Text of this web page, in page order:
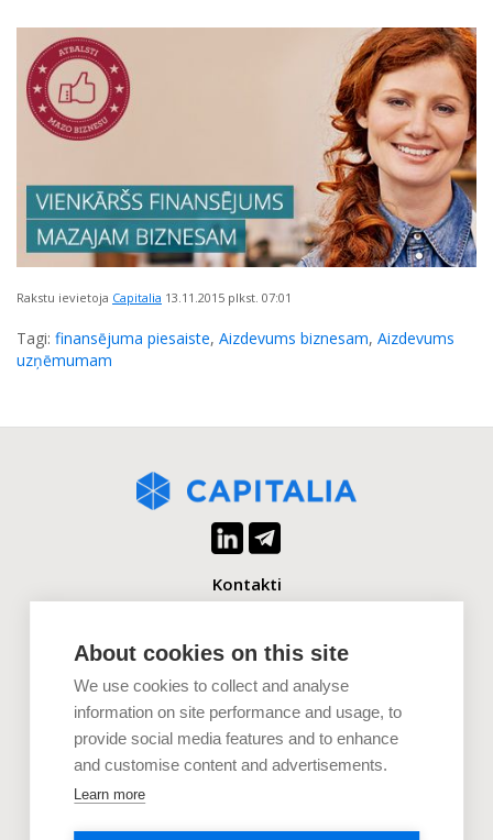
About cookies on this site
We use cookies to collect and analyse
information on site performance and usage, to
provide social media features and to enhance
and customise content and advertisements.
Learn more
Rakstu ievietoja Capitalia 13.11.2015 plkst. 07:01
Tagi: finansējuma piesaiste, Aizdevums biznesam, Aizdevums
uzņēmumam
Kontakti
+371 2880 0880
Uzņēmumiem
Investoriem
Uzzini vairāk